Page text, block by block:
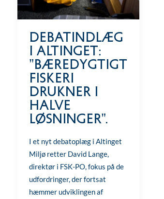
Debatindlæg
i Altinget:
"Bæredygtigt
fiskeri
drukner i
halve
løsninger".
I et nyt debatoplæg i Altinget
Miljø retter David Lange,
direktør i FSK-PO, fokus på de
udfordringer, der fortsat
hæmmer udviklingen af